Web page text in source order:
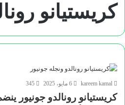
كريستيانو
kareem kamal 6 مايو، 2025 345
كريستيانو رونالدو جونيور